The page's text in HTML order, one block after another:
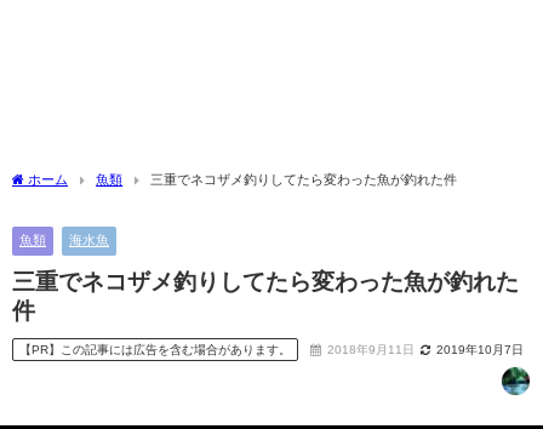
ホーム 魚類 三重でネコザメ釣りしてたら変わった魚が釣れた件
魚類 海水魚
三重でネコザメ釣りしてたら変わった魚が釣れた
件
【PR】この記事には広告を含む場合があります。 2018年9月11日 2019年10月7日